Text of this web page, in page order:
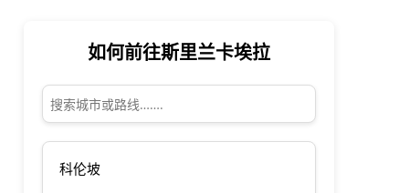
如何前往斯里兰卡埃拉
科伦坡